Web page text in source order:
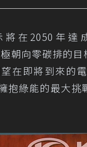
在2050年達
朝向零碳排的
在即將到來的
抱綠能的最大